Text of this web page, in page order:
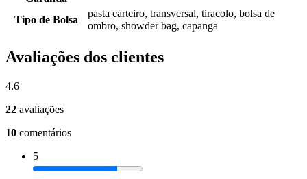
Tipo de Bolsa
pasta carteiro, transversal, tiracolo, bolsa de
ombro, showder bag, capanga
Avaliações dos clientes
4.6
22 avaliações
10 comentários
5